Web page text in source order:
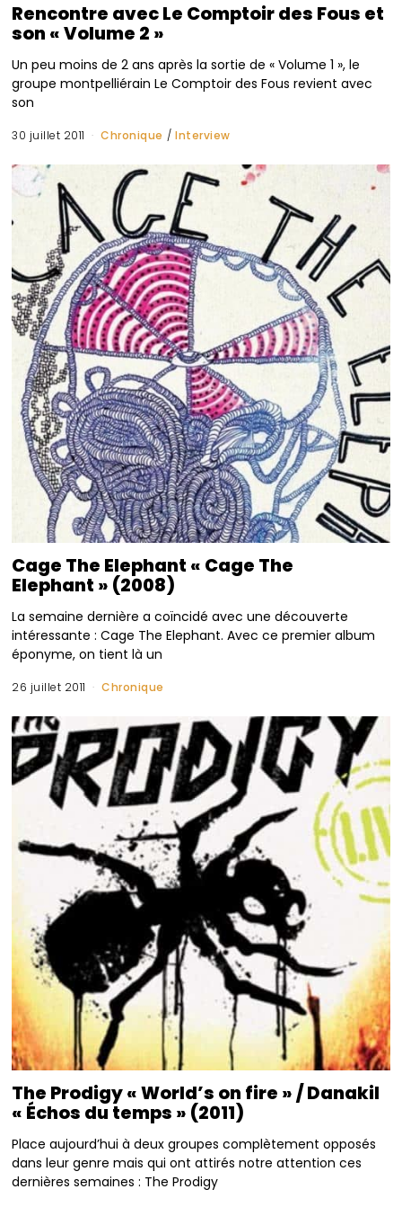
Rencontre avec Le Comptoir des Fous et
son « Volume 2 »
Un peu moins de 2 ans après la sortie de « Volume 1 », le
groupe montpelliérain Le Comptoir des Fous revient avec
son
30 juillet 2011 Chronique / Interview
Cage The Elephant « Cage The
Elephant » (2008)
La semaine dernière a coïncidé avec une découverte
intéressante : Cage The Elephant. Avec ce premier album
éponyme, on tient là un
26 juillet 2011 Chronique
The Prodigy « World’s on fire » / Danakil
« Échos du temps » (2011)
Place aujourd’hui à deux groupes complètement opposés
dans leur genre mais qui ont attirés notre attention ces
dernières semaines : The Prodigy